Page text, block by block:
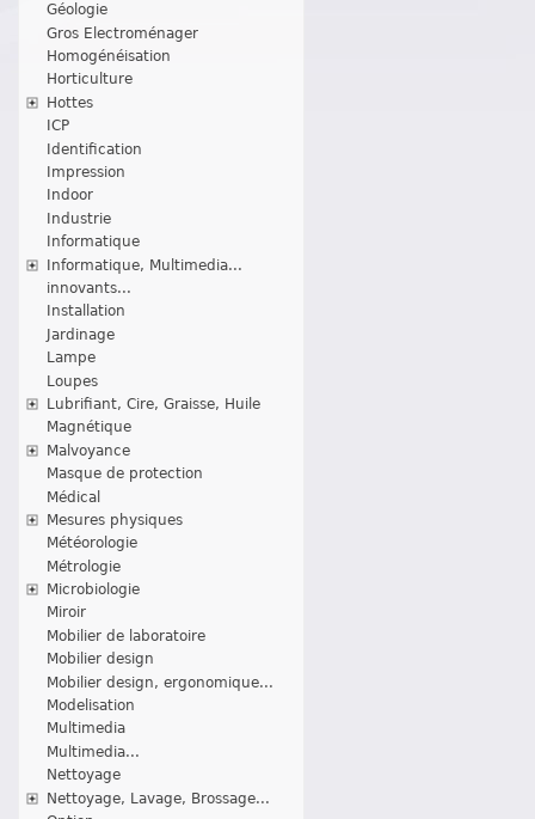
Géologie
Gros Electroménager
Homogénéisation
Horticulture
Hottes
ICP
Identification
Impression
Indoor
Industrie
Informatique
Informatique, Multimedia...
innovants...
Installation
Jardinage
Lampe
Loupes
Lubrifiant, Cire, Graisse, Huile
Magnétique
Malvoyance
Masque de protection
Médical
Mesures physiques
Météorologie
Métrologie
Microbiologie
Miroir
Mobilier de laboratoire
Mobilier design
Mobilier design, ergonomique...
Modelisation
Multimedia
Multimedia...
Nettoyage
Nettoyage, Lavage, Brossage...